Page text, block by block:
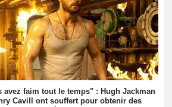
avez faim tout le temps" : Hugh Jackman
Cavill ont souffert pour obtenir des